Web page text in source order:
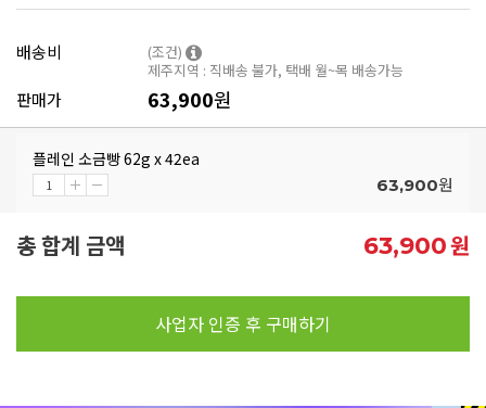
배송비
(조건)
제주지역 : 직배송 불가, 택배 월~목 배송가능
판매가 63,900원
플레인 소금빵 62g x 42ea
63,900원
총 합계 금액 63,900원
사업자 인증 후 구매하기